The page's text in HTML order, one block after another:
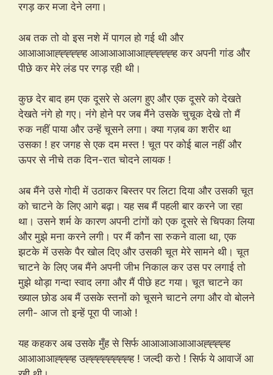
रगड़ कर मजा देने लगा।
अब तक तो वो इस नशे में पागल हो गई थी और
आआआआह्ह्ह्ह्ह्ह आआआआआआह्ह्ह्ह्ह्ह कर अपनी गांड और
पीछे कर मेरे लंड पर रगड़ रही थी।
कुछ देर बाद हम एक दूसरे से अलग हुए और एक दूसरे को देखते
देखते नंगे हो गए। नंगे होने पर जब मैंने उसके चुचूक देखे तो मैं
रुक नहीं पाया और उन्हें चूसने लगा। क्या गज़ब का शरीर था
उसका ! हर जगह से एक दम मस्त ! चूत पर कोई बाल नहीं और
ऊपर से नीचे तक दिन-रात चोदने लायक !
अब मैंने उसे गोदी में उठाकर बिस्तर पर लिटा दिया और उसकी चूत
को चाटने के लिए आगे बढ़ा। यह सब मैं पहली बार करने जा रहा
था। उसने शर्म के कारण अपनी टांगों को एक दूसरे से चिपका लिया
और मुझे मना करने लगी। पर मैं कौन सा रुकने वाला था, एक
झटके में उसके पैर खोल दिए और उसकी चूत मेरे सामने थी। चूत
चाटने के लिए जब मैंने अपनी जीभ निकाल कर उस पर लगाई तो
मुझे थोड़ा गन्दा स्वाद लगा और मैं पीछे हट गया। चूत चाटने का
ख्याल छोड अब मैं उसके स्तनों को चूसने चाटने लगा और वो बोलने
लगी- आज तो इन्हें पूरा पी जाओ !
यह कहकर अब उसके मुँह से सिर्फ आआआआआआअह्ह्ह्ह्ह
आआआआह्ह्ह्ह उह्ह्ह्ह्ह्ह्ह्ह्ह ! जल्दी करो ! सिर्फ ये आवाजें आ